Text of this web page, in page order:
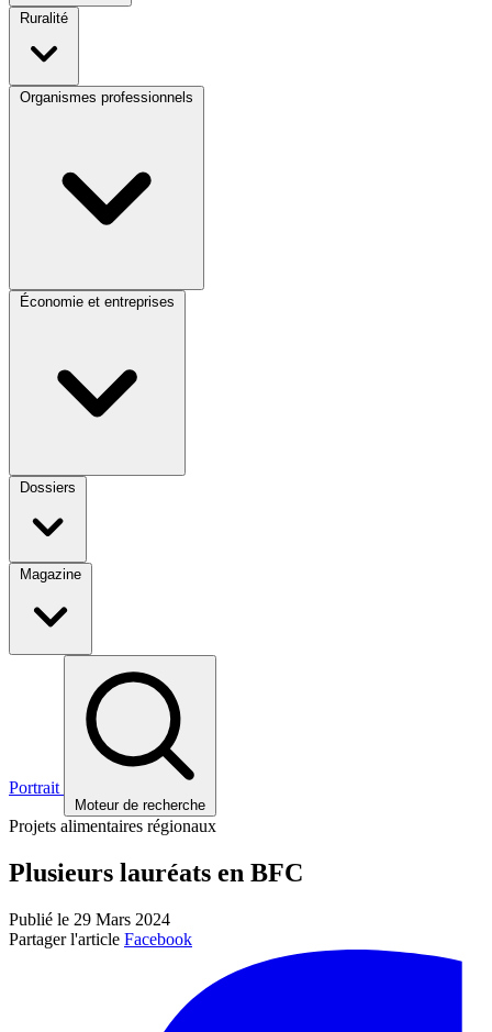
Ruralité
Organismes professionnels
Économie et entreprises
Dossiers
Magazine
Portrait
Moteur de recherche
Projets alimentaires régionaux
Plusieurs lauréats en BFC
Publié le 29 Mars 2024
Partager l'article Facebook